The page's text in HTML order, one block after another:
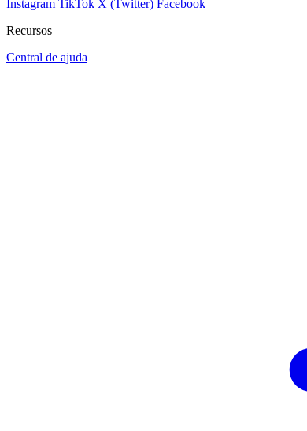
Instagram TikTok X (Twitter) Facebook
Recursos
Central de ajuda